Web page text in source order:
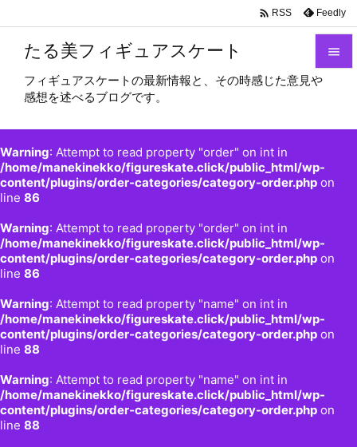
たる美フィギュアスケート
フィギュアスケートの最新情報と、その時感じた意見や
感想を述べるブログです。
Warning: Attempt to read property "order" on int in
/home/manekinekko/figureskate.click/public_html/wp-
content/plugins/order-categories/category-order.php on
line 86
Warning: Attempt to read property "order" on int in
/home/manekinekko/figureskate.click/public_html/wp-
content/plugins/order-categories/category-order.php on
line 86
Warning: Attempt to read property "name" on int in
/home/manekinekko/figureskate.click/public_html/wp-
content/plugins/order-categories/category-order.php on
line 88
Warning: Attempt to read property "name" on int in
/home/manekinekko/figureskate.click/public_html/wp-
content/plugins/order-categories/category-order.php on
line 88


前へ

 RSS Feedly